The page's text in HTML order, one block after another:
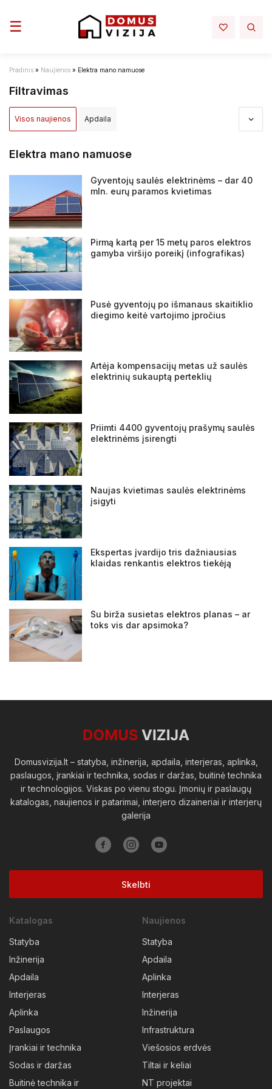
Toggle navigation
☰
Pradinis » Naujienos » Elektra mano namuose
Filtravimas
Visos naujienos Apdaila
Infrastruktura Interjeras Inžinerija
Įstatymai ir reglamentai
Renovacija Sprendimai Statyba Tiltai ir keliai
Viešosios erdvės
Elektra mano namuose
Gyventojų saulės elektrinėms – dar 40
mln. eurų paramos kvietimas
Pirmą kartą per 15 metų paros elektros
gamyba viršijo poreikį (infografikas)
Pusė gyventojų po išmanaus skaitiklio
diegimo keitė vartojimo įpročius
Artėja kompensacijų metas už saulės
elektrinių sukauptą perteklių
Priimti 4400 gyventojų prašymų saulės
elektrinėms įsirengti
Naujas kvietimas saulės elektrinėms
įsigyti
Ekspertas įvardijo tris dažniausias
klaidas renkantis elektros tiekėją
Su birža susietas elektros planas – ar
toks vis dar apsimoka?
Domusvizija.lt – statyba, inžinerija, apdaila, interjeras, aplinka,
paslaugos, įrankiai ir technika, sodas ir daržas, buitinė technika
ir technologijos. Viskas po vienu stogu. Įmonių ir paslaugų
katalogas, naujienos ir patarimai, interjero dizaineriai ir interjerų
galerija
Skelbti
Katalogas
Statyba
Inžinerija
Apdaila
Interjeras
Aplinka
Paslaugos
Įrankiai ir technika
Sodas ir daržas
Buitinė technika ir
Naujienos
Statyba
Apdaila
Aplinka
Interjeras
Inžinerija
Infrastruktura
Viešosios erdvės
Tiltai ir keliai
NT projektai